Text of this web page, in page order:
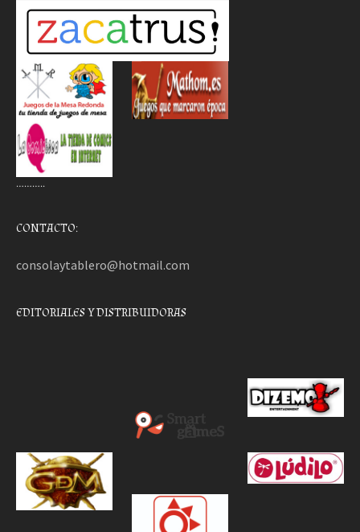
………..
CONTACTO:
consolaytablero@hotmail.com
EDITORIALES Y DISTRIBUIDORAS